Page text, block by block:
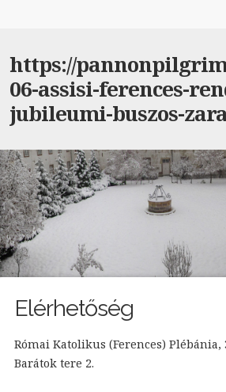
https://
06-assisi-ferences-
jubileumi-buszos-
Elérhetőség
Római Katolikus (Ferences) Plébánia,
Barátok tere 2.